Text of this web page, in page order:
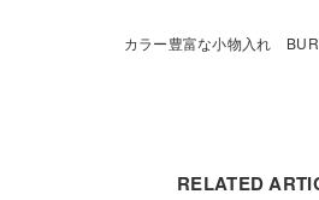
カラー豊富な小物入れ
RELATED